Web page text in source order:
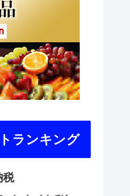
ランキング
税